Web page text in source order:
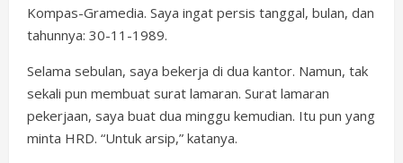
Kompas-Gramedia. Saya ingat persis tanggal, bulan, dan
tahunnya: 30-11-1989.
Selama sebulan, saya bekerja di dua kantor. Namun, tak
sekali pun membuat surat lamaran. Surat lamaran
pekerjaan, saya buat dua minggu kemudian. Itu pun yang
minta HRD. “Untuk arsip,” katanya.